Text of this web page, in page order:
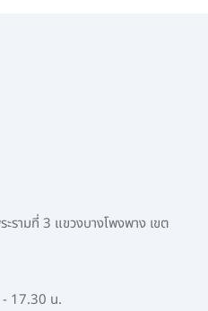
รามที่ 3 แขวงบางโพงพาง เขต
- 17.30 น.